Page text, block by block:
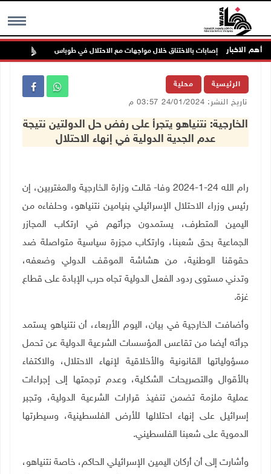
MENU أهم الاخبارإصابات بالاختناق خلال مواجهات مع الاحتلال في طوباس
الرئيسية محلية
تاريخ النشر: 24/01/2024 03:57 م
الخارجية: نتنياهو يتجرأ على رفض حل الدولتين نتيجة
عدم الجدية الدولية في إنهاء الاحتلال
رام الله 24-1-2024 وفا- قالت وزارة الخارجية والمغتربين، إن
رئيس وزراء الاحتلال الإسرائيلي بنيامين نتنياهو، وحلفاءه من
اليمين المتطرف، يستمدون جرأتهم في ارتكاب المجازر
الجماعية بحق شعبنا، وارتكاب مجزرة سياسية متواصلة ضد
حقوقنا الوطنية، من هشاشة الموقف الدولي وضعفه،
وتدني مستوى ردود الفعل الدولية تجاه حرب الإبادة على قطاع
غزة.
وأضافت الخارجية في بيان، اليوم الأربعاء، أن نتنياهو يستمد
جرأته أيضا من تقاعس المؤسسات الشرعية الدولية عن تحمل
مسؤولياتها القانونية والأخلاقية لإنهاء الاحتلال، والاكتفاء
بالأقوال والتصريحات الشكلية، وعدم ترجمتها إلى إجراءات
عملية ملزمة تضمن تنفيذ قرارات الشرعية الدولية، وتجبر
إسرائيل على إنهاء احتلالها للأرض الفلسطينية، وسيطرتها
الدموية على شعبنا الفلسطيني.
وأشارت إلى أن أركان اليمين الإسرائيلي الحاكم، خاصة نتنياهو،